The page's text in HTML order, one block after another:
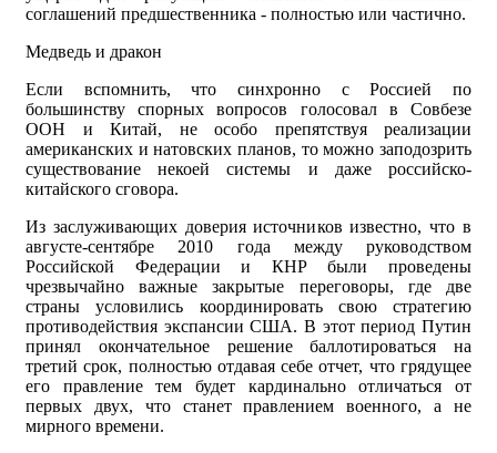
соглашений предшественника - полностью или частично.
Медведь и дракон
Если вспомнить, что синхронно с Россией по
большинству спорных вопросов голосовал в Совбезе
ООН и Китай, не особо препятствуя реализации
американских и натовских планов, то можно заподозрить
существование некоей системы и даже российско-
китайского сговора.
Из заслуживающих доверия источников известно, что в
августе-сентябре 2010 года между руководством
Российской Федерации и КНР были проведены
чрезвычайно важные закрытые переговоры, где две
страны условились координировать свою стратегию
противодействия экспансии США. В этот период Путин
принял окончательное решение баллотироваться на
третий срок, полностью отдавая себе отчет, что грядущее
его правление тем будет кардинально отличаться от
первых двух, что станет правлением военного, а не
мирного времени.